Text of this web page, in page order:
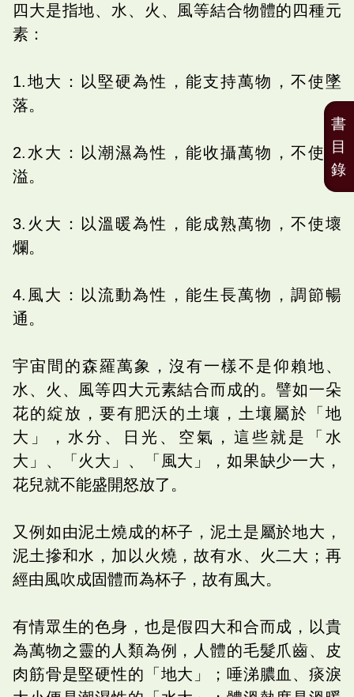
四大是指地、水、火、風等結合物體的四種元
素：
1.地大：以堅硬為性，能支持萬物，不使墜
落。
2.水大：以潮濕為性，能收攝萬物，不使散
溢。
3.火大：以溫暖為性，能成熟萬物，不使壞
爛。
4.風大：以流動為性，能生長萬物，調節暢
通。
宇宙間的森羅萬象，沒有一樣不是仰賴地、
水、火、風等四大元素結合而成的。譬如一朵
花的綻放，要有肥沃的土壤，土壤屬於「地
大」，水分、日光、空氣，這些就是「水
大」、「火大」、「風大」，如果缺少一大，
花兒就不能盛開怒放了。
又例如由泥土燒成的杯子，泥土是屬於地大，
泥土摻和水，加以火燒，故有水、火二大；再
經由風吹成固體而為杯子，故有風大。
有情眾生的色身，也是假四大和合而成，以貴
為萬物之靈的人類為例，人體的毛髮爪齒、皮
肉筋骨是堅硬性的「地大」；唾涕膿血、痰淚
書
目
錄